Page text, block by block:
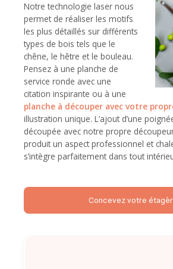
Notre technologie laser nous
permet de réaliser les motifs
les plus détaillés sur différents
types de bois tels que le
chêne, le hêtre et le bouleau.
Pensez à une planche de
service ronde avec une
citation inspirante ou à une
planche à découper avec votre
illustration unique. L’ajout d’une
découpée avec notre propre
produit un aspect professionnel et
s’intègre parfaitement dans tout
Concevez votre